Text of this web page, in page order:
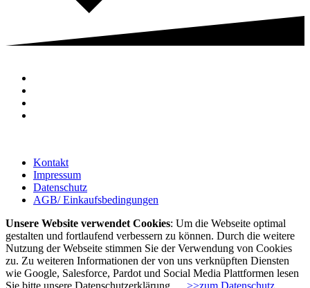
Kontakt
Impressum
Datenschutz
AGB/ Einkaufsbedingungen
Unsere Website verwendet Cookies: Um die Webseite optimal
gestalten und fortlaufend verbessern zu können. Durch die weitere
Nutzung der Webseite stimmen Sie der Verwendung von Cookies
zu. Zu weiteren Informationen der von uns verknüpften Diensten
wie Google, Salesforce, Pardot und Social Media Plattformen lesen
Sie bitte unsere Datenschutzerklärung. >>zum Datenschutz